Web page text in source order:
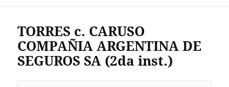
TORRES c. CARUSO
COMPAÑIA ARGENTINA DE
SEGUROS SA (2da inst.)